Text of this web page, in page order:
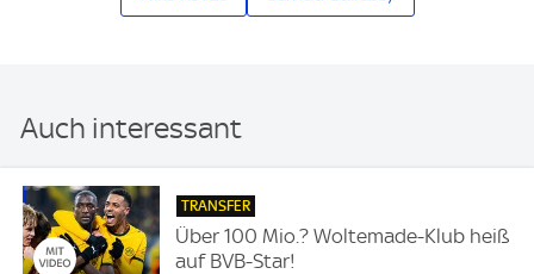
Auch interessant
TRANSFER
Über 100 Mio.? Woltemade-Klub heiß
auf BVB-Star!